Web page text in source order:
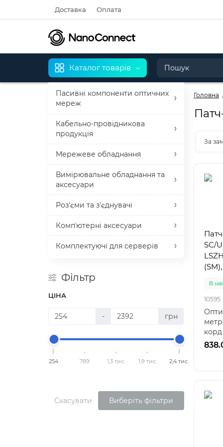
Доставка Оплата
Каталог товарів
Пасивні компоненти оптичних
мереж
Кабельно-провідникова
продукція
Мережеве обладнання
Вимірювальне обладнання та
аксесуари
Роз'єми та з'єднувачі
Компʼютерні аксесуари
Комплектуючі для серверів
Головна
Фільтр
ЦІНА
- грн
254 789 1,3 тис. 1,9 тис. 2,4 тис.
Скасувати Виберіть фільтри
За
SC/
В
10595